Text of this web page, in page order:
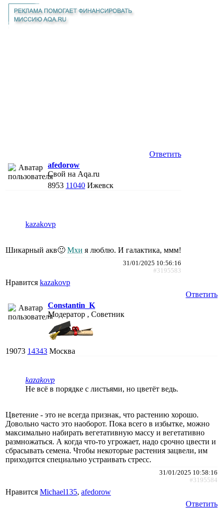
Ответить
afedorow
Свой на Aqa.ru
8953 11040 Ижевск
kazakovp
Шикарный акв🙂 Мхи я люблю. И галактика, ммм!
31/01/2025 10:56:16
#3195583
Нравится kazakovp
Ответить
Constantin_K
Модератор , Советник
19073 14343 Москва
kazakovp
Не всё в порядке с листьями, но цветёт ведь.
Цветение - это не всегда признак, что растению хорошо.
Довольно часто это наоборот. Пока всего в избытке, можно
максимально набирать вегетативную массу и вегетативно
размножаться. А когда что-то угрожает, надо срочно цвести и
сбрасывать семена. Чтобы некоторые растения зацвели, им
приходится специально устраивать стресс.
31/01/2025 10:58:16
#3195584
Нравится Michael135, afedorow
Ответить